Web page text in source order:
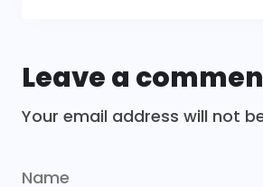
Leave a
Your email address will not